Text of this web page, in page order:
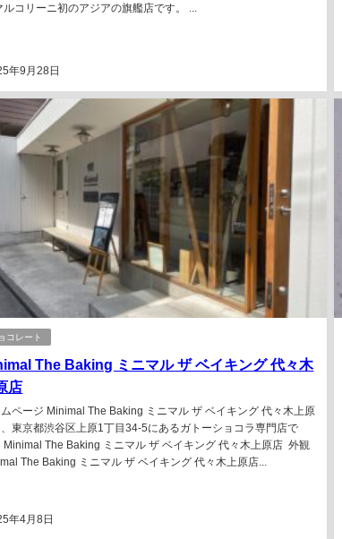
ルコリーニ初のアジアの旗艦店です。 ...
年9月28日
コレート
The Baking ミニマル ザ ベイキング 代々木
店
ページ Minimal The Baking ミニマル ザ ベイキング 代々木上原
、東京都渋谷区上原1丁目34-5にあるガトーショコラ専門店で
Minimal The Baking ミニマル ザ ベイキング 代々木上原店 外観
The Baking ミニマル ザ ベイキング 代々木上原店...
年4月8日